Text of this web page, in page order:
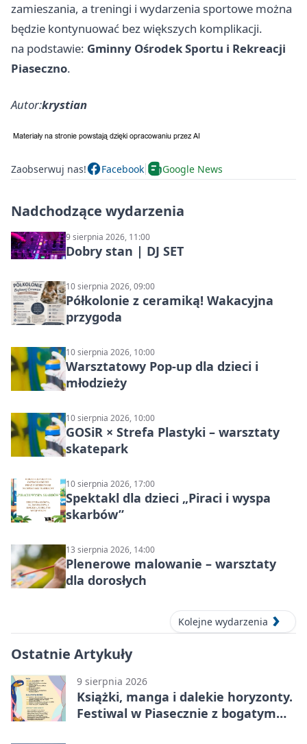
zamieszania, a treningi i wydarzenia sportowe można
będzie kontynuować bez większych komplikacji.
na podstawie: Gminny Ośrodek Sportu i Rekreacji
Piaseczno.
Autor:krystian
Zaobserwuj nas! Facebook Google News
Nadchodzące wydarzenia
9 sierpnia 2026, 11:00
Dobry stan | DJ SET
10 sierpnia 2026, 09:00
Półkolonie z ceramiką! Wakacyjna
przygoda
10 sierpnia 2026, 10:00
Warsztatowy Pop-up dla dzieci i
młodzieży
10 sierpnia 2026, 10:00
GOSiR × Strefa Plastyki – warsztaty
skatepark
10 sierpnia 2026, 17:00
Spektakl dla dzieci „Piraci i wyspa
skarbów”
13 sierpnia 2026, 14:00
Plenerowe malowanie – warsztaty
dla dorosłych
Kolejne wydarzenia
Ostatnie Artykuły
9 sierpnia 2026
Książki, manga i dalekie horyzonty.
Festiwal w Piasecznie z bogatym